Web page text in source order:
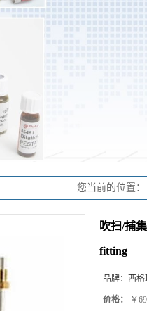
您当前的位置
吹扫/捕
fitting
品牌： 西格
价格： ￥